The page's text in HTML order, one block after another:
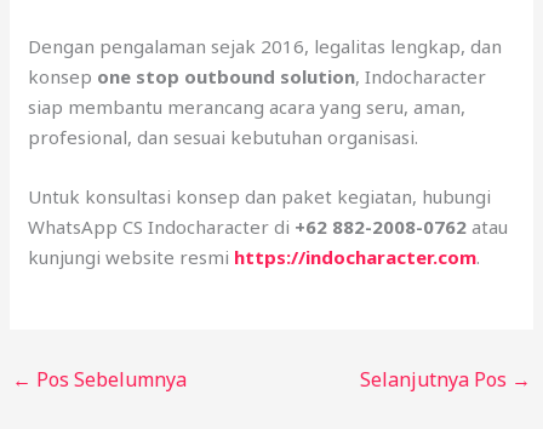
Dengan pengalaman sejak 2016, legalitas lengkap, dan
konsep one stop outbound solution, Indocharacter
siap membantu merancang acara yang seru, aman,
profesional, dan sesuai kebutuhan organisasi.
Untuk konsultasi konsep dan paket kegiatan, hubungi
WhatsApp CS Indocharacter di +62 882-2008-0762 atau
kunjungi website resmi https://indocharacter.com.
← Pos Sebelumnya Selanjutnya Pos →